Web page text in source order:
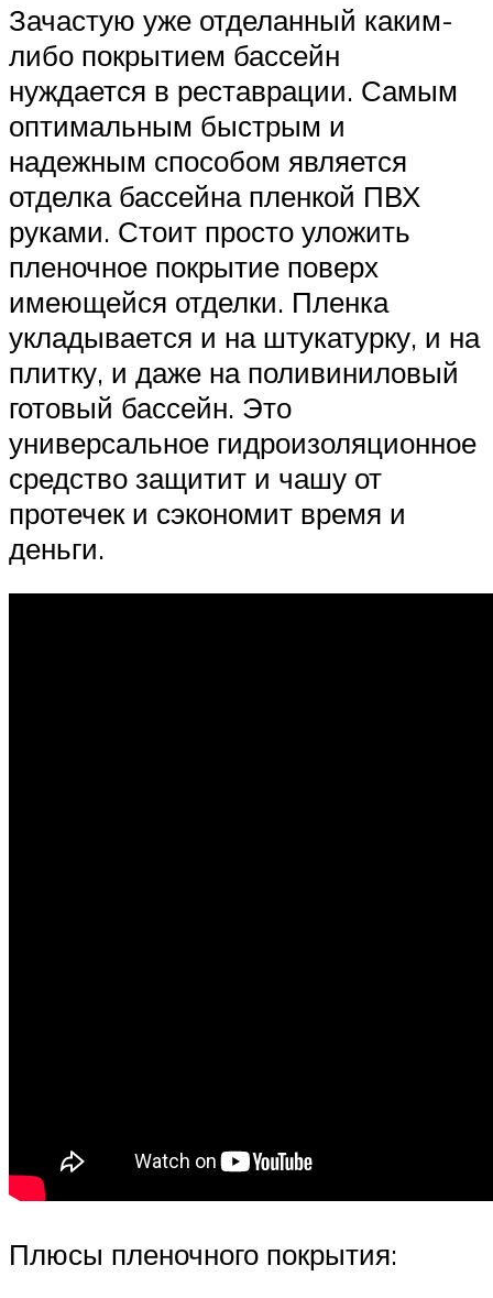
Зачастую уже отделанный каким-
либо покрытием бассейн
нуждается в реставрации. Самым
оптимальным быстрым и
надежным способом является
отделка бассейна пленкой ПВХ
руками. Стоит просто уложить
пленочное покрытие поверх
имеющейся отделки. Пленка
укладывается и на штукатурку, и на
плитку, и даже на поливиниловый
готовый бассейн. Это
универсальное гидроизоляционное
средство защитит и чашу от
протечек и сэкономит время и
деньги.
Плюсы пленочного покрытия: